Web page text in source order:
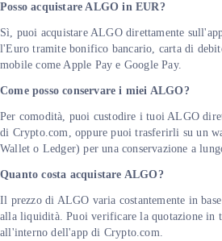
Posso acquistare ALGO in EUR?
Sì, puoi acquistare ALGO direttamente
l'Euro tramite bonifico bancario, carta di
mobile come Apple Pay e Google Pay.
Come posso conservare i miei ALGO?
Per comodità, puoi custodire i tuoi ALGO
di Crypto.com, oppure puoi trasferirli su un
Wallet o Ledger) per una conservazione a
Quanto costa acquistare ALGO?
Il prezzo di ALGO varia costantemente in
alla liquidità. Puoi verificare la quotazione in
all'interno dell'app di Crypto.com.